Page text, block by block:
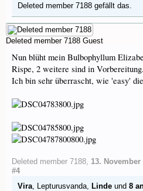
Deleted member 7188 gefällt das.
Deleted member 7188 Guest
Nun blüht mein Bulbophyllum
Rispe, 2 weitere sind in Vorbereitung.
Ich bin sehr überrascht, wie 'easy'
Deleted member 7188, 13. November
#4
Vira, Lepturusvanda, Linde und 8